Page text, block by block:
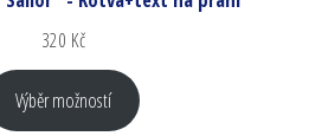
320 Kč
Výběr možností